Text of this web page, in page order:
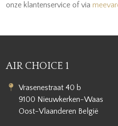
onze klantenservice of via
AIR CHOICE 1
Vrasenestraat 40 b
9100 Nieuwkerken-Waas
Oost-Vlaanderen België